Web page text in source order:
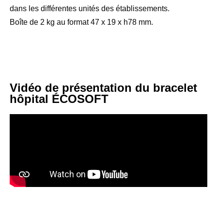
dans les différentes unités des établissements.
Boîte de 2 kg au format 47 x 19 x h78 mm.
Vidéo de présentation du bracelet
hôpital ÉCOSOFT